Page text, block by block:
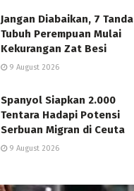
Jangan Diabaikan, 7 Tanda
Tubuh Perempuan Mulai
Kekurangan Zat Besi
9 August 2026
Spanyol Siapkan 2.000
Tentara Hadapi Potensi
Serbuan Migran di Ceuta
9 August 2026